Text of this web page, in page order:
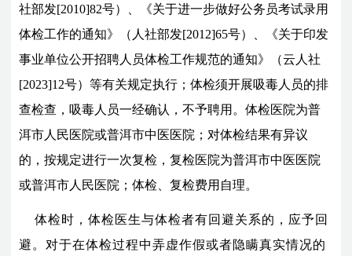
社部发[2010]82号）、《关于进一步做好公务员考试录用
体检工作的通知》（人社部发[2012]65号）、《关于印发
事业单位公开招聘人员体检工作规范的通知》（云人社
[2023]12号）等有关规定执行；体检须开展吸毒人员的排
查检查，吸毒人员一经确认，不予聘用。体检医院为普
洱市人民医院或普洱市中医医院；对体检结果有异议
的，按规定进行一次复检，复检医院为普洱市中医医院
或普洱市人民医院；体检、复检费用自理。
体检时，体检医生与体检者有回避关系的，应予回
避。对于在体检过程中弄虚作假或者隐瞒真实情况的